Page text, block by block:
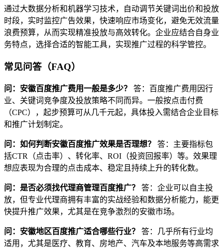
通过大数据分析和机器学习技术，自动调节关键词出价和投放
时段，实时监控广告效果，快速响应市场变化，避免无效流量
浪费预算，从而实现精准投放与高效转化。企业应结合自身业
务特点，选择合适的智能工具，实现推广过程的科学管控。
常见问答（FAQ）
问：安徽百度推广费用一般是多少？
答：百度推广费用因行
业、关键词竞争度及投放策略不同而异。一般按点击付费
（CPC），起步预算可从几千元起，具体投入需结合企业目标
和推广计划制定。
问：如何判断安徽百度推广效果是否理想？
答：主要指标包
括CTR（点击率）、转化率、ROI（投资回报率）等。效果理
想应表现为合理的点击成本、稳定且持续上升的转化数。
问：是否必须找代理商管理百度推广？
答：企业可以自主投
放，但专业代理商拥有丰富的实战经验和数据分析能力，能更
快提升推广效果，尤其是在竞争激烈的安徽市场。
问：安徽地区百度推广适合哪些行业？
答：几乎所有行业均
适用，尤其是医疗、教育、房地产、汽车及本地服务等高需求